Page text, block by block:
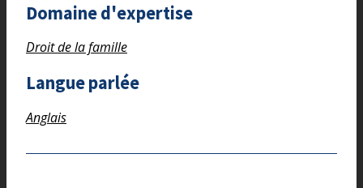
Domaine d'expertise
Droit de la famille
Langue parlée
Anglais